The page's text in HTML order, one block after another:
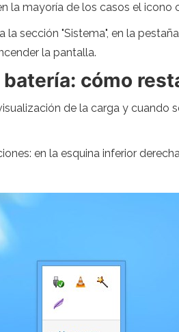
la mayoría de los casos el
sección "Sistema", en la
la pantalla.
cómo
de la carga y cuando
en la esquina inferior